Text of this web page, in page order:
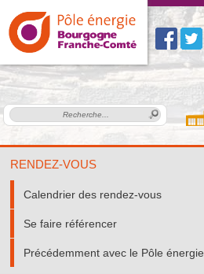
RENDEZ-VOUS
Calendrier des rendez-vous
Se faire référencer
Précédemment avec le Pôle énergie